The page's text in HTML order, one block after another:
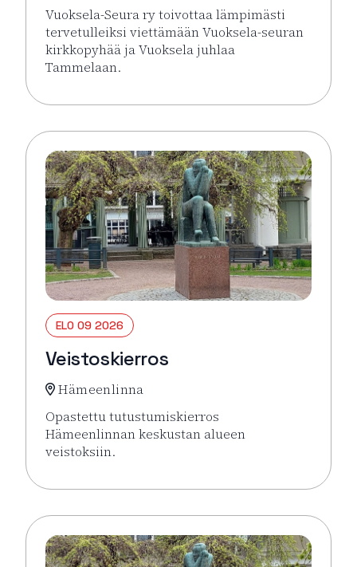
Vuoksela-Seura ry toivottaa lämpimästi
tervetulleiksi viettämään Vuoksela-seuran
kirkkopyhää ja Vuoksela juhlaa
Tammelaan.
ELO 09 2026
Veistoskierros
Hämeenlinna
Opastettu tutustumiskierros
Hämeenlinnan keskustan alueen
veistoksiin.